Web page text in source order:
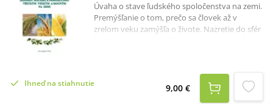
Úvaha o stave ľudského spoločenstva na zemi.
Premýšľanie o tom, prečo sa človek až v
zrelom veku zamýšľa o živote. Nazretie do sfér
Popis reálnej skutočnosti života človeka na
zemi v novom veku. Zamýšľanie sa nad
reálnou skutočnosťou, že ľudstvu na zemi
Ihneď na stiahnutie 9,00 €